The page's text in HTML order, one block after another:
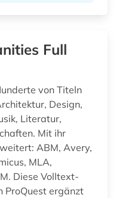
bach (2)
Full
von Titeln
Design,
Literatur,
Mit ihr
ABM, Avery,
MLA,
ProQuest ergänzt